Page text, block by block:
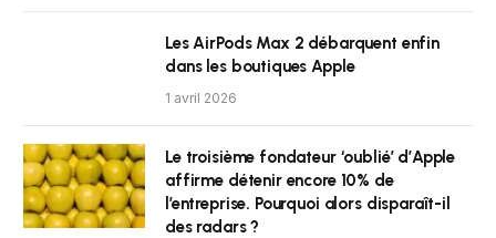
Les AirPods Max 2 débarquent enfin
dans les boutiques Apple
1 avril 2026
Le troisième fondateur ‘oublié’ d’Apple
affirme détenir encore 10% de
l’entreprise. Pourquoi alors disparaît-il
des radars ?